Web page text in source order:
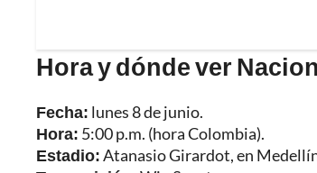
Hora y dónde ver
Fecha: lunes 8 de junio.
Hora: 5:00 p.m. (hora Colombia).
Estadio:Atanasio Girardot, en